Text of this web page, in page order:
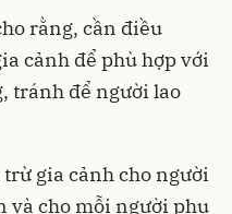
rằng, cần điều
cảnh để phù hợp với
tránh để người lao
gia cảnh cho người
và cho mỗi người phụ